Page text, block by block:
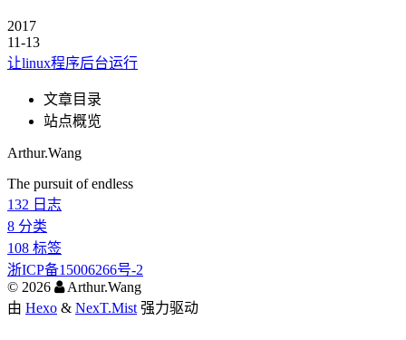
2017
11-13
让linux程序后台运行
文章目录
站点概览
Arthur.Wang
The pursuit of endless
132 日志
8 分类
108 标签
浙ICP备15006266号-2
© 2026
Arthur.Wang
由 Hexo & NexT.Mist 强力驱动